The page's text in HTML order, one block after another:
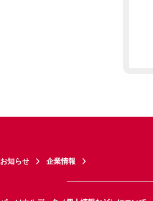
お知らせ 企業情報